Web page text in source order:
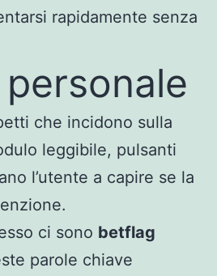
rapidamente senza
che incidono sulla
leggibile, pulsanti
l’utente a capire se la
ci sono betflag
parole chiave